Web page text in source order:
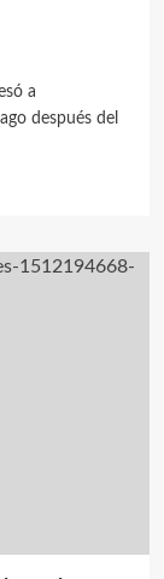
a
después del